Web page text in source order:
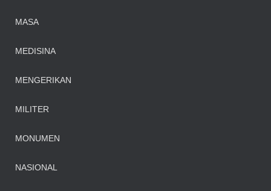
MASA
MEDISINA
MENGERIKAN
MILITER
MONUMEN
NASIONAL